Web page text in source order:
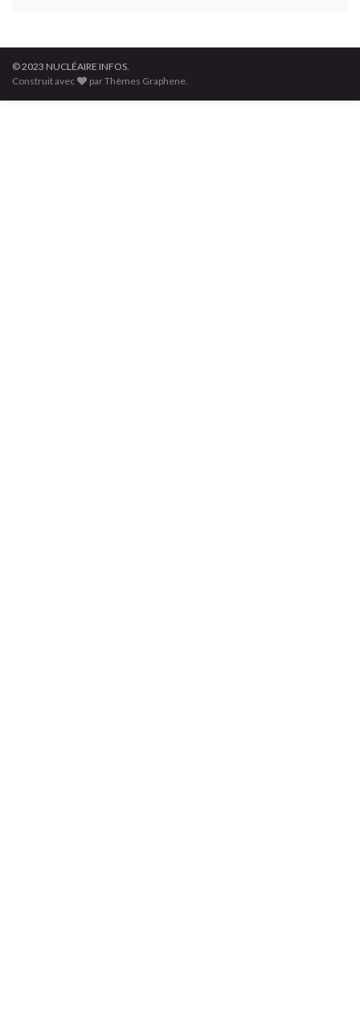
© 2023 NUCLÉAIRE INFOS.
Construit avec
par Thèmes Graphene.